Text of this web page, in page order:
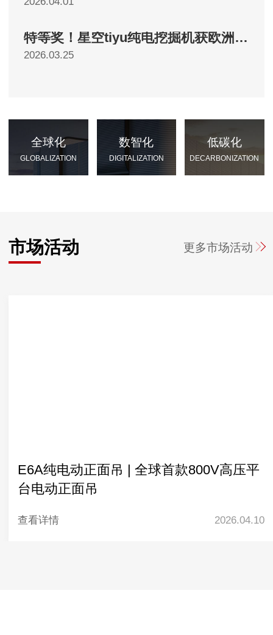
特等奖！星空tiyu纯电挖掘机获欧洲认可
2026.03.25
全球化
GLOBALIZATION
数智化
DIGITALIZATION
低碳化
DECARBONIZATION
市场活动 更多市场活动
E6A纯电动正面吊 | 全球首款800V高压平
台电动正面吊
查看详情 2026.04.10